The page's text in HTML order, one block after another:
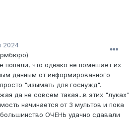
2024
попали, что однако не помешает их
данным от информированного
"изымать для госнужд".
да не совсем такая...в этих "луках"
начинается от 3 мультов и пока
ОЧЕНЬ удачно сдавали